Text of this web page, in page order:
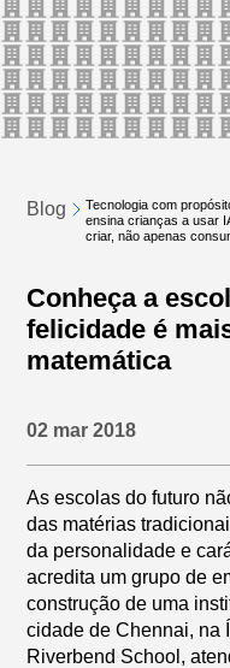
Blog
Tecnologia com
ensina crianças a usar
criar, não apenas
Conheça a
felicidade é
matemática
02 mar 2018
As escolas do futuro
das matérias
da personalidade e
acredita um grupo de
construção de uma
cidade de Chennai, na
Riverbend School,